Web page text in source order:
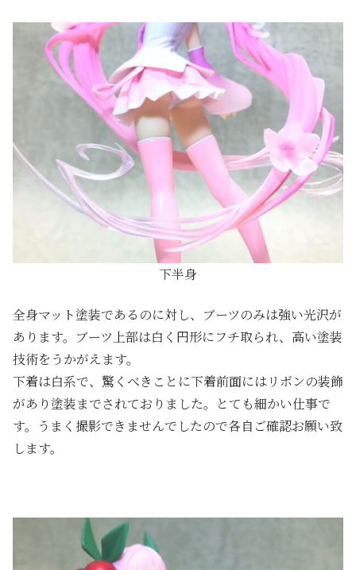
下半身
全身マット塗装であるのに対し、ブーツのみは強い光沢が
あります。ブーツ上部は白く円形にフチ取られ、高い塗装
技術をうかがえます。
下着は白系で、驚くべきことに下着前面にはリボンの装飾
があり塗装までされておりました。とても細かい仕事で
す。うまく撮影できませんでしたので各自ご確認お願い致
します。